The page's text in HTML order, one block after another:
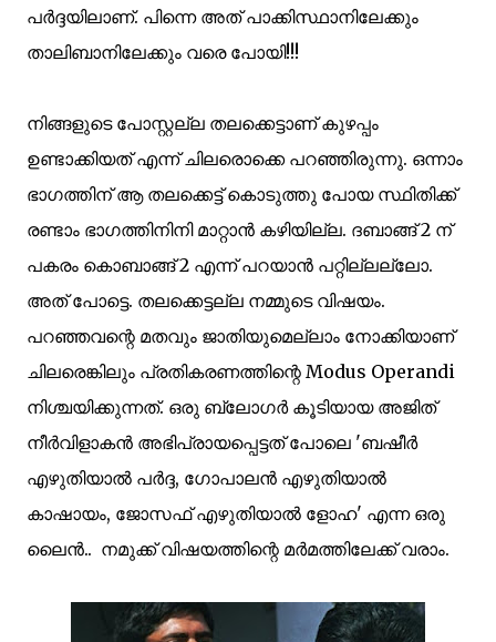
പര്‍ദ്ദയിലാണ്. പിന്നെ അത് പാക്കിസ്ഥാനിലേക്കും
താലിബാനിലേക്കും വരെ പോയി!!!
നിങ്ങളുടെ പോസ്റ്റല്ല തലക്കെട്ടാണ് കുഴപ്പം
ഉണ്ടാക്കിയത് എന്ന് ചിലരൊക്കെ പറഞ്ഞിരുന്നു. ഒന്നാം
ഭാഗത്തിന് ആ തലക്കെട്ട്‌കൊടുത്തു പോയ സ്ഥിതിക്ക്
രണ്ടാം ഭാഗത്തിനിനി മാറ്റാന്‍ കഴിയില്ല. ദബാങ്ങ് 2 ന്
പകരം കൊബാങ്ങ് 2 എന്ന് പറയാന്‍ പറ്റില്ലല്ലോ.
അത് പോട്ടെ. തലക്കെട്ടല്ല നമ്മുടെ വിഷയം.
പറഞ്ഞവന്റെ മതവും ജാതിയുമെല്ലാം നോക്കിയാണ്
ചിലരെങ്കിലും പ്രതികരണത്തിന്റെ Modus Operandi
നിശ്ചയിക്കുന്നത്. ഒരു ബ്ലോഗര്‍ കൂടിയായ അജിത്‌
നീര്‍വിളാകന്‍ അഭിപ്രായപ്പെട്ടത് പോലെ 'ബഷീര്‍
എഴുതിയാല്‍ പര്‍ദ്ദ, ഗോപാലന്‍ എഴുതിയാല്‍
കാഷായം, ജോസഫ്‌ എഴുതിയാല്‍ ളോഹ' എന്ന ഒരു
ലൈന്‍.. നമുക്ക് വിഷയത്തിന്റെ മര്‍മത്തിലേക്ക് വരാം.